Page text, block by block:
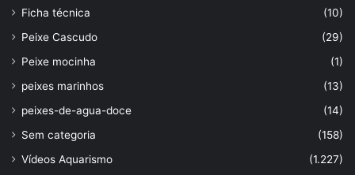
Ficha técnica
(10)
Peixe Cascudo
(29)
Peixe mocinha
(1)
peixes marinhos
(13)
peixes-de-agua-doce
(14)
Sem categoria
(158)
Vídeos Aquarismo
(1.227)